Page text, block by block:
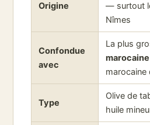
Origine
— surtout
Nîmes
Confondue
avec
La plus
marocaine
marocaine
Type
Olive de
huile